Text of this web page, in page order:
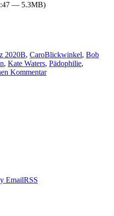
— 5.3MB)
2020B, CaroBlickwinkel, Bob
, Kate Waters, Pädophilie,
Kommentarzu
EmailRSS